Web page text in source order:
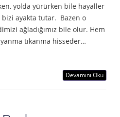
yolda yürürken bile hayaller
ayakta tutar. Bazen o
ağladığımız bile olur. Hem
tıkanma hisseder…
Devamını Oku